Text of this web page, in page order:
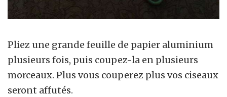
Pliez une grande feuille de papier aluminium
plusieurs fois, puis coupez-la en plusieurs
morceaux. Plus vous couperez plus vos ciseaux
seront affutés.